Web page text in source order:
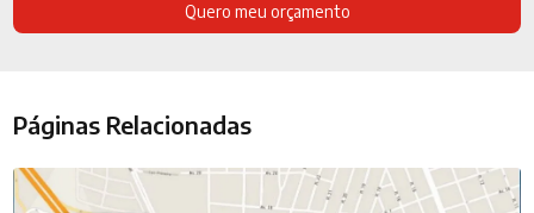
Quero meu orçamento
Páginas Relacionadas